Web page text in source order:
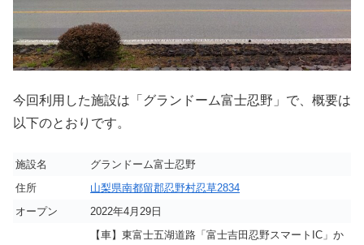
今回利用した施設は「グランドーム富士忍野」で、概要は
以下のとおりです。
施設名
グランドーム富士忍野
住所
山梨県南都留郡忍野村忍草2834
オープン
2022年4月29日
【車】東富士五湖道路「富士吉田忍野スマートIC」か